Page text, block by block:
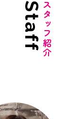
スタッフ紹介
Staff